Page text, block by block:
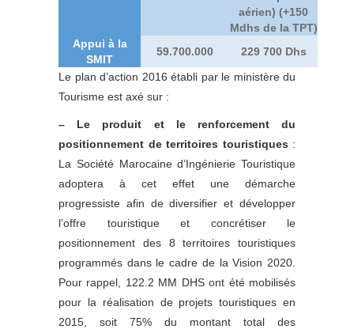
aérien) (+150
Mdhs de la TPT)
Appui à la
SMIT
59.700.000
229 700 Dhs
Le plan d’action 2016 établi par le ministère du
Tourisme est axé sur :
– Le produit et le renforcement du
positionnement de territoires touristiques :
La Société Marocaine d’Ingénierie Touristique
adoptera à cet effet une démarche
progressiste afin de diversifier et développer
l’offre touristique et concrétiser le
positionnement des 8 territoires touristiques
programmés dans le cadre de la Vision 2020.
Pour rappel, 122.2 MM DHS ont été mobilisés
pour la réalisation de projets touristiques en
2015, soit 75% du montant total des